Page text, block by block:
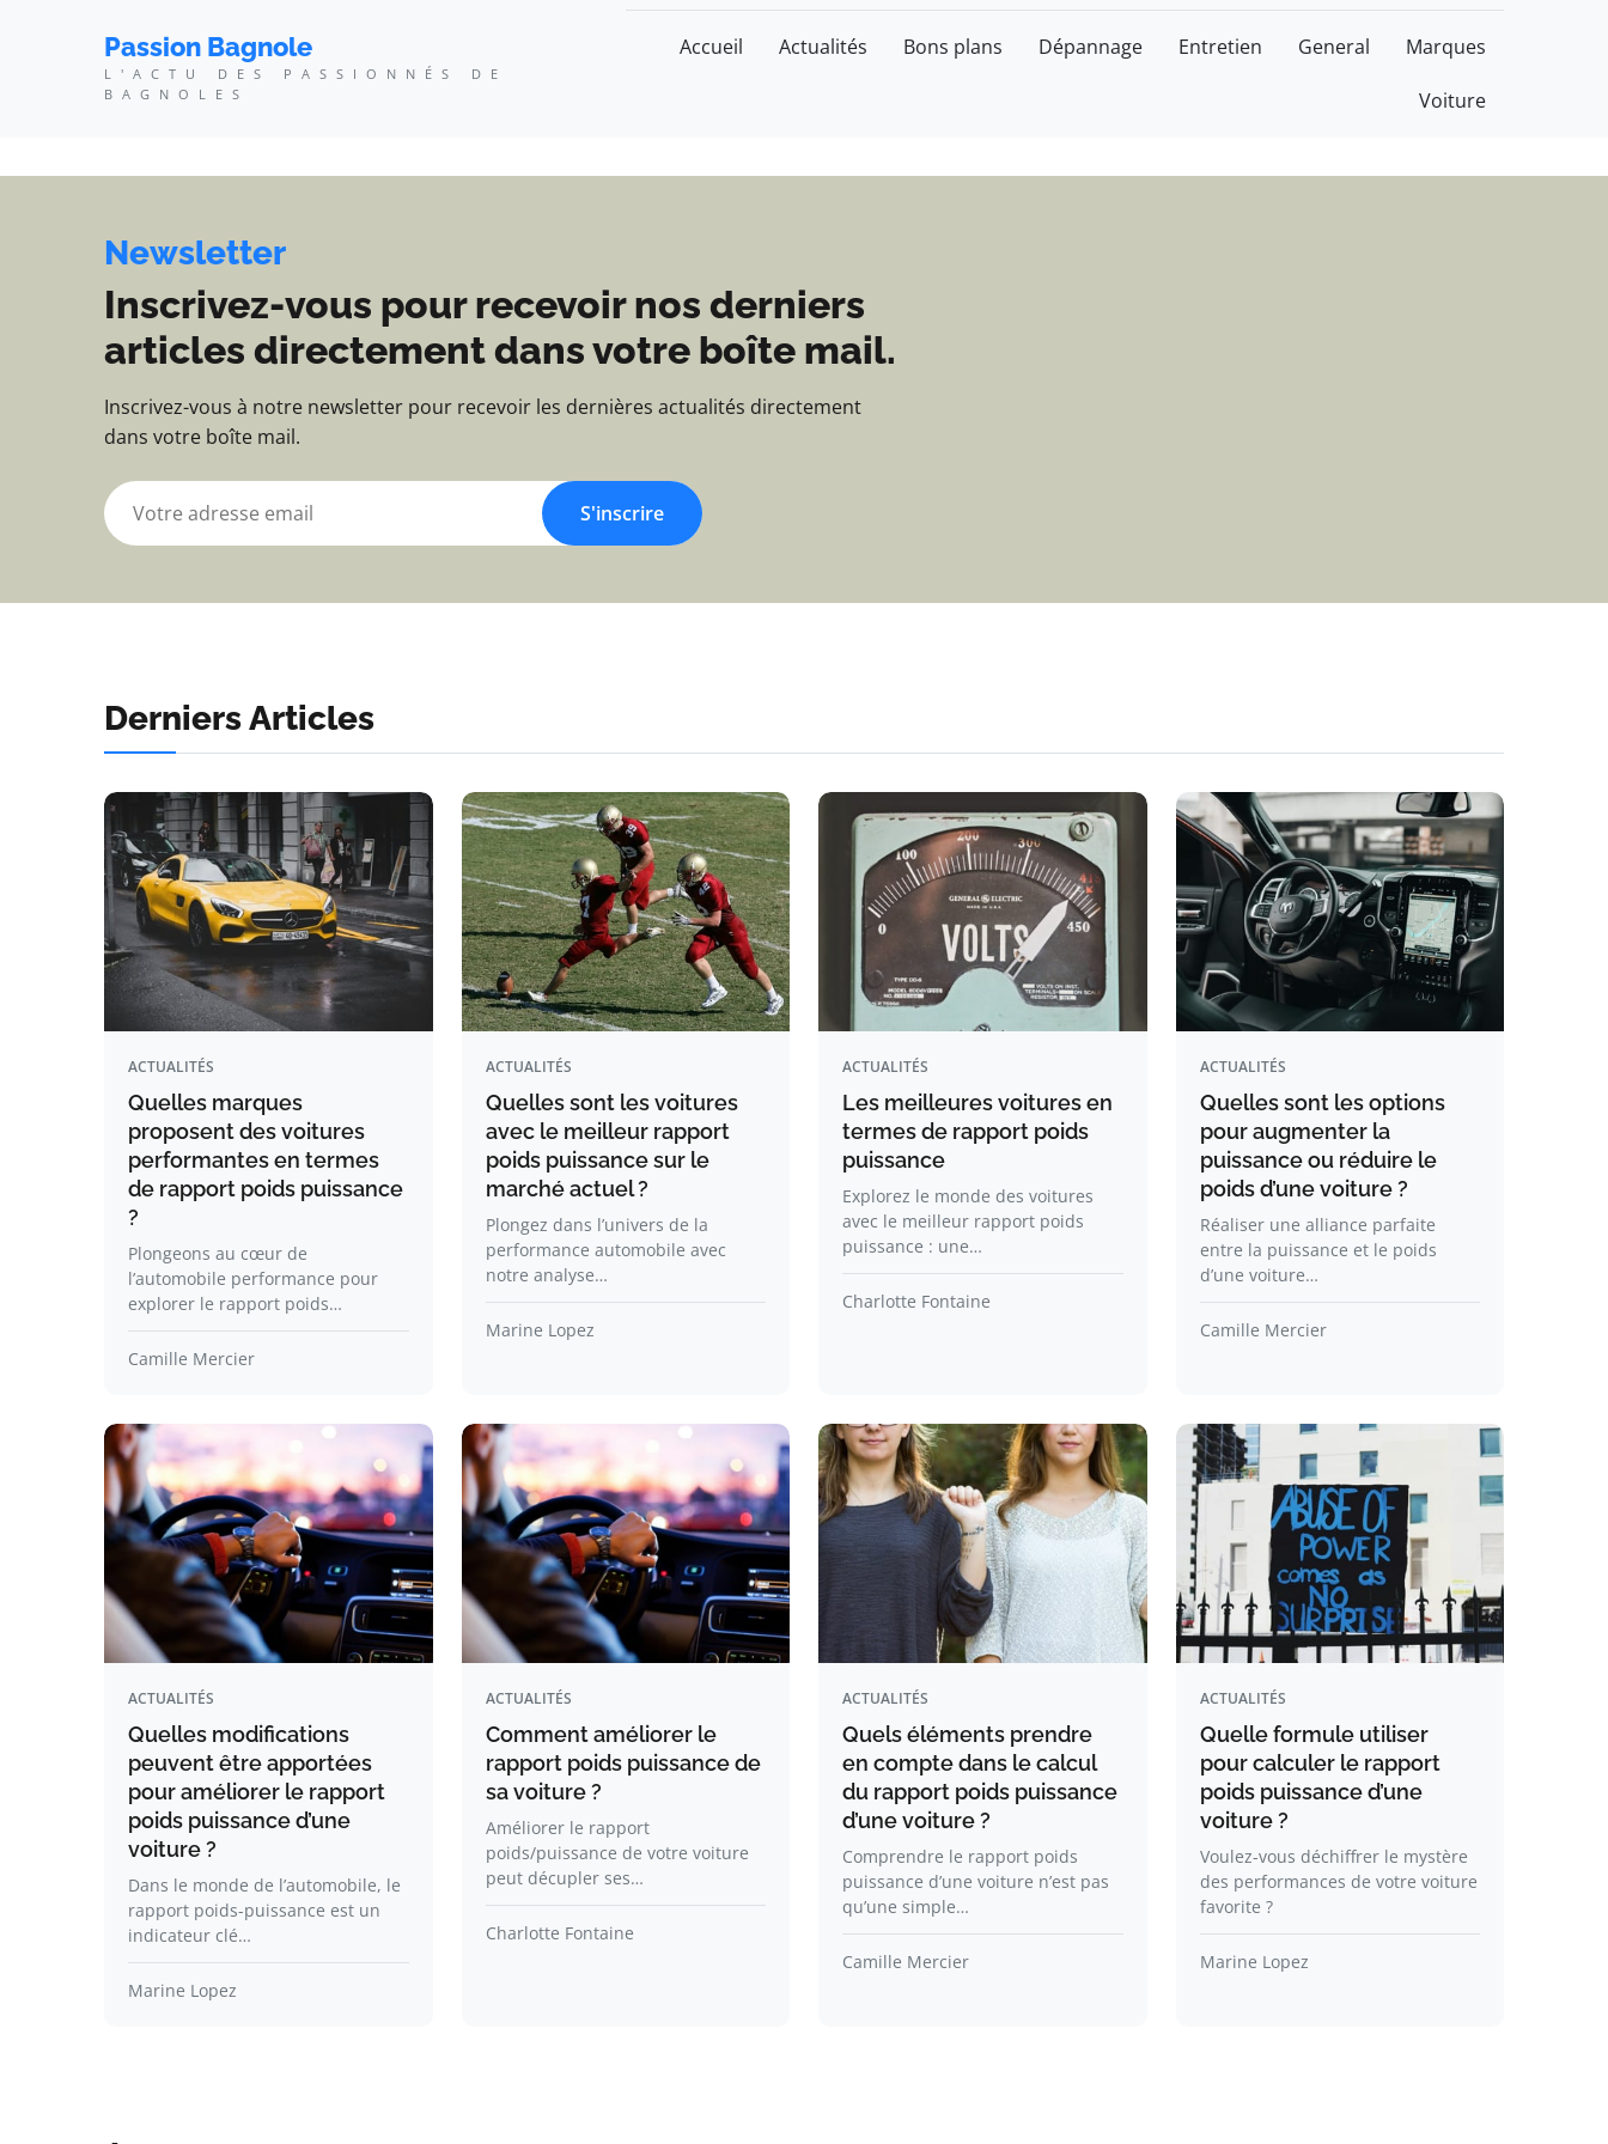
Passion Bagnole - L'actu des passionnés de bagnoles
Passion Bagnole
L'ACTU DES PASSIONNÉS DE
BAGNOLES
Accueil Actualités Bons plans Dépannage Entretien General Marques
Voiture
Newsletter
Inscrivez-vous pour recevoir nos derniers
articles directement dans votre boîte mail.
Inscrivez-vous à notre newsletter pour recevoir les dernières actualités directement
dans votre boîte mail.
S'inscrire
Derniers Articles
ACTUALITÉS
Quelles marques
proposent des voitures
performantes en termes
de rapport poids puissance
?
Plongeons au cœur de
l’automobile performance pour
explorer le rapport poids…
Camille Mercier
ACTUALITÉS
Quelles sont les voitures
avec le meilleur rapport
poids puissance sur le
marché actuel ?
Plongez dans l’univers de la
performance automobile avec
notre analyse…
Marine Lopez
ACTUALITÉS
Les meilleures voitures en
termes de rapport poids
puissance
Explorez le monde des voitures
avec le meilleur rapport poids
puissance : une…
Charlotte Fontaine
ACTUALITÉS
Quelles sont les options
pour augmenter la
puissance ou réduire le
poids d’une voiture ?
Réaliser une alliance parfaite
entre la puissance et le poids
d’une voiture…
Camille Mercier
ACTUALITÉS
Quelles modifications
peuvent être apportées
pour améliorer le rapport
poids puissance d’une
voiture ?
Dans le monde de l’automobile, le
rapport poids-puissance est un
indicateur clé…
Marine Lopez
ACTUALITÉS
Comment améliorer le
rapport poids puissance de
sa voiture ?
Améliorer le rapport
poids/puissance de votre voiture
peut décupler ses…
Charlotte Fontaine
ACTUALITÉS
Quels éléments prendre
en compte dans le calcul
du rapport poids puissance
d’une voiture ?
Comprendre le rapport poids
puissance d’une voiture n’est pas
qu’une simple…
Camille Mercier
ACTUALITÉS
Quelle formule utiliser
pour calculer le rapport
poids puissance d’une
voiture ?
Voulez-vous déchiffrer le mystère
des performances de votre voiture
favorite ?
Marine Lopez